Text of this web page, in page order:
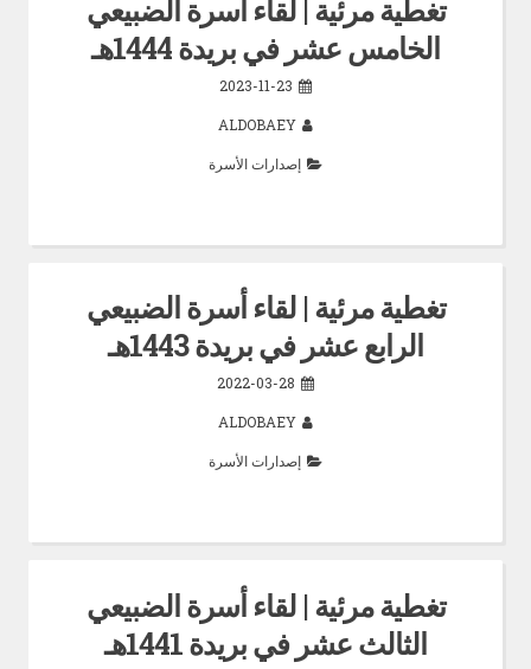
تغطية مرئية | لقاء أسرة الضبيعي
الخامس عشر في بريدة 1444هـ
2023-11-23
ALDOBAEY
إصدارات الأسرة
تغطية مرئية | لقاء أسرة الضبيعي
الرابع عشر في بريدة 1443هـ
2022-03-28
ALDOBAEY
إصدارات الأسرة
تغطية مرئية | لقاء أسرة الضبيعي
الثالث عشر في بريدة 1441هـ